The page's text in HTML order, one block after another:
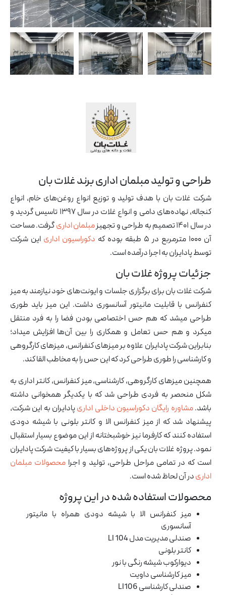
13
13
13
طراحی و تولید مبلمان اداری برند غلات بان
شرکت غلات بان با هدف تولید و توزیع انواع روغن‌‎های خام، انواع
کنجاله، نهاده‌های دامی و انواع غلات در سال ۱۳۹۷ تاسیس گردید و
در سال ۱۴۰۱ تصمیم به طراحی و تجهیز
مبلمان اداریگرفت. مساحت
آن ۱۰۰۰ مترمربع در ۵ طبقه بوده که
دکوراسیون اداری این شرکت
توسط پادایران به اجرا درآمده است.
جزئیات پروژه غلات بان
شرکت غلات بان برای برگزاری جلسات و ایونت‌های خود نیازمند به میز
کنفرانس با قابلیت مانیتور آسانسوری داشت. این میز باید طوری
طراحی میشد که هم حس اختصاصی بودن فضا را به فرد منتقل
میکرد و هم حس تعامل و همکاری را بین آن‌ها افزایش میداد؛
بنابراین شرکت پادایران علاوه بر میزهای کنفرانس، میزهای کارگروهی
و کارشناسی را طوری طراحی کرد که این حس را به مخاطب القا کند.
همچنین میزهای کارگروهی، کارشناسی، میز کنفرانس، کانتر اداری به
شکل منحصر به فردی طراحی شد که با یکدیگر همخوانی داشته
باشد.مشاوره رایگان دکوراسیون داخلی اداریپادایران به این شرکت،
پیشنهاد شد که از میز کنفرانس الا و کانتر بلونی با شیشه دودی
استفاده کنند که کارفرما نیز خوشبختانه از این موضوع بسیار استقبال
نمود. پروژه غلات بان یکی از پروژه‌های بسیار با کیفیت شرکت پادایران
است که در تمامی مراحل طراحی، تولید و اجرا محصولات مبلمان
اداریدر آن لحاظ شده است.
محصولات استفاده شده در این پروژه
میز کنفرانس الابا شیشه دودی همراه با مانیتور
آسانسوری
صندلی مدیریت مدل LI 104
کانتر بلونی
دیوارکوبشیشه رنگی با نور
میز کارشناسی داویت
صندلی کارشناسی LI106
مبل و صندلی
پارتیشن اداری